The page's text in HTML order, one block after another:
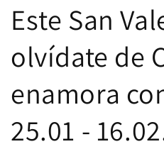
Este San
olvídate de
enamora
25.01 -